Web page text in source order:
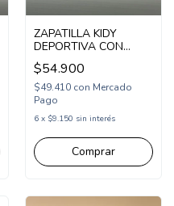
ZAPATILLA KIDY
DEPORTIVA CON
ABROJO 23-28
(KD10178)
$54.900
$49.410 con Mercado
Pago
6 x $9.150 sin interés
Comprar